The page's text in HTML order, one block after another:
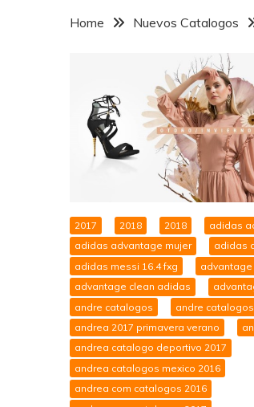
Home Nuevos Catalogos
2017 2018 2018
adidas
adidas advantage mujer
adidas
adidas messi 16.4 fxg
advantage clean adidas
andre catalogos
andre catalogos
andrea 2017 primavera verano
andrea catalogo deportivo 2017
andrea catalogos mexico 2016
andrea com catalogos 2016